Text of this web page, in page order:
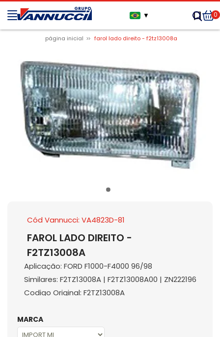
▼ 0
página inicial farol lado direito - f2tz13008a
Cód Vannucci: VA4823D-81
FAROL LADO DIREITO -
F2TZ13008A
Aplicação: FORD F1000-F4000 96/98
Similares: F2TZ13008A | F2TZ13008A00 | ZN222196
Codigo Original: F2TZ13008A
MARCA